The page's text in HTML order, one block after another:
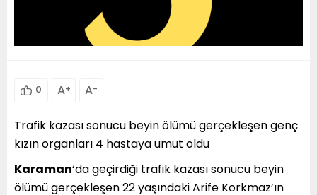
0 A+ A-
Trafik kazası sonucu beyin ölümü gerçekleşen genç
kızın organları 4 hastaya umut oldu
Karaman‘da geçirdiği trafik kazası sonucu beyin
ölümü gerçekleşen 22 yaşındaki Arife Korkmaz’ın